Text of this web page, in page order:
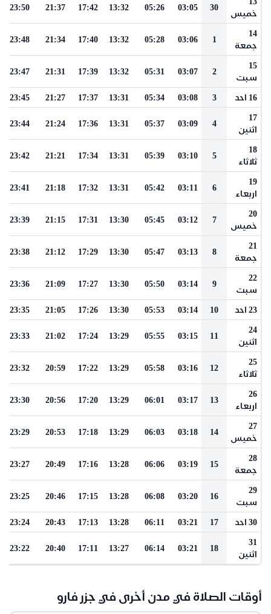
خميس
30
03:05
05:26
13:32
17:42
21:37
23:50
14
جمعة
1
03:06
05:28
13:32
17:40
21:34
23:48
15
سبت
2
03:07
05:31
13:32
17:39
21:31
23:47
16 احد 3
03:08
05:34
13:31
17:37
21:27
23:45
17
اثنين
4
03:09
05:37
13:31
17:36
21:24
23:44
18
ثلاثاء
5
03:10
05:39
13:31
17:34
21:21
23:42
19
اربعاء
6
03:11
05:42
13:31
17:32
21:18
23:41
20
خميس
7
03:12
05:45
13:30
17:31
21:15
23:39
21
جمعة
8
03:13
05:47
13:30
17:29
21:12
23:38
22
سبت
9
03:14
05:50
13:30
17:27
21:09
23:36
23 احد 10
03:14
05:53
13:30
17:26
21:05
23:35
24
اثنين
11
03:15
05:55
13:29
17:24
21:02
23:33
25
ثلاثاء
12
03:16
05:58
13:29
17:22
20:59
23:32
26
اربعاء
13
03:17
06:01
13:29
17:20
20:56
23:30
27
خميس
14
03:18
06:03
13:29
17:18
20:53
23:29
28
جمعة
15
03:19
06:06
13:28
17:16
20:49
23:27
29
سبت
16
03:20
06:08
13:28
17:15
20:46
23:25
30 احد 17
03:21
06:11
13:28
17:13
20:43
23:24
31
اثنين
18
03:21
06:14
13:27
17:11
20:40
23:22
أوقات الصلاة في مدن أخرى في جزر فارو